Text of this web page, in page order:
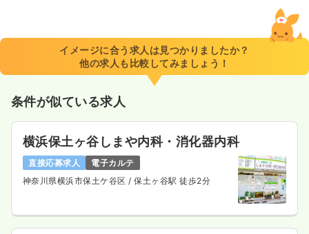
イメージに合う求人は見つかりましたか？
他の求人も比較してみましょう！
条件が似ている求人
横浜保土ヶ谷しまや内科・消化器内科
直接応募求人
電子カルテ
神奈川県横浜市保土ケ谷区 / 保土ヶ谷駅 徒歩2分